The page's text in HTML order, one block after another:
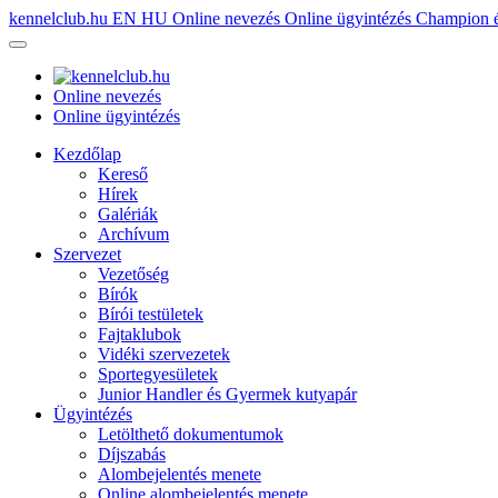
kennelclub.hu EN HU Online nevezés Online ügyintézés Champion
Online nevezés
Online ügyintézés
Kezdőlap
Kereső
Hírek
Galériák
Archívum
Szervezet
Vezetőség
Bírók
Bírói testületek
Fajtaklubok
Vidéki szervezetek
Sportegyesületek
Junior Handler és Gyermek kutyapár
Ügyintézés
Letölthető dokumentumok
Díjszabás
Alombejelentés menete
Online alombejelentés menete